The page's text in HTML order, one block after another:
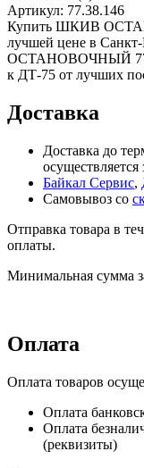
Артикул: 77.38.146
Купить ШКИВ
лучшей цене в
ОСТАНОВОЧНЫЙ
к ДТ-75 от лучших
Доставка
Доставка до
осуществляется
Байкал Сервис,
Самовывоз со
Отправка товара в
оплаты.
Минимальная сумма
Оплата
Оплата товаров
Оплата
Оплата
(реквизиты)